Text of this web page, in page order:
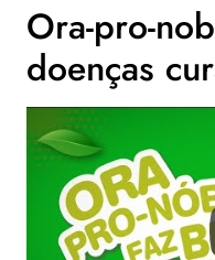
Ora-pro-
doenças